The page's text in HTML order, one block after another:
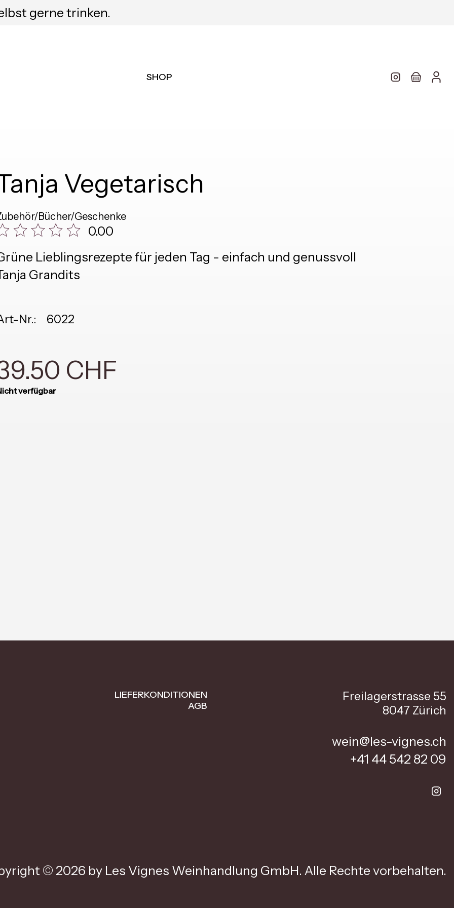
gerne trinken.
SHOP
Vegetarisch
Bücher/Geschenke
0.00
Lieblingsrezepte für jeden Tag - einfach und genussvoll
Grandits
Nr.: 6022
CHF
verfügbar
LIEFERKONDITIONEN
AGB
Freilagerstrasse 55
8047 Zürich
wein@les-vignes.ch
+41 44 542 82 09
© 2026 by Les Vignes Weinhandlung GmbH. Alle Rechte vorbehalten.